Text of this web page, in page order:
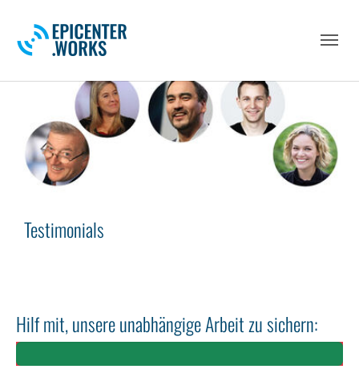
Testimonials
Hilf mit, unsere unabhängige Arbeit zu sichern: